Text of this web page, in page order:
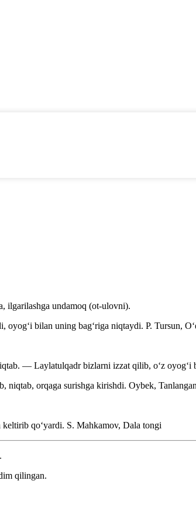
ilgarilashga undamoq (ot-ulovni).
oyogʻi bilan uning bagʻriga niqtaydi. P. Tursun,
— Laylatulqadr bizlarni izzat qilib, oʻz oyogʻi
niqtab, orqaga surishga kirishdi. Oybek,
qoʻyardi. S. Mahkamov, Dala tongi
qilingan.